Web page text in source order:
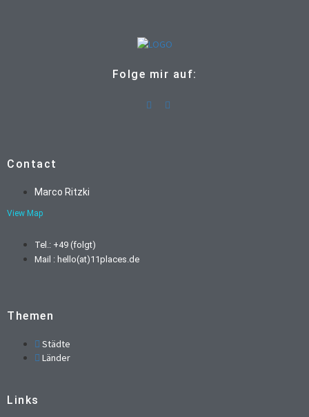
Folge mir auf:
Contact
Marco Ritzki
View Map
Tel.: +49 (folgt)
Mail : hello(at)11places.de
Themen
Städte
Länder
Links